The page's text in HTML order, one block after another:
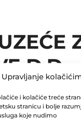
Upravljanje
i kolačiće treće
stranicu i bolje
koje nudimo
D.D.